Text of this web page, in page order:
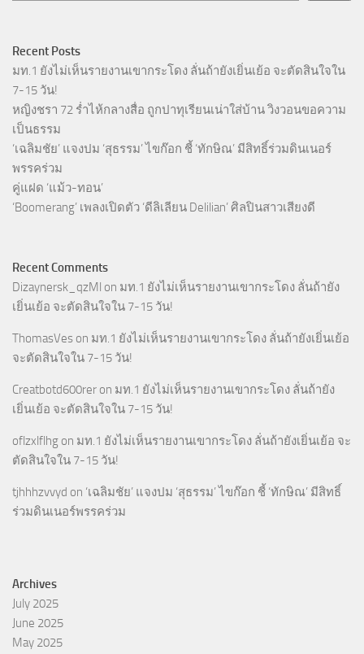
Recent Posts
มท.1 ยังไม่เห็นรายงานเขากระโดง ลั่นถ้ายังเยิ่นเย้อ จะตัดสินใจใน
7-15 วัน!
หญิงชรา 72 ร่ำไห้กลางสื่อ ถูกปาทุเรียนเน่าใส่บ้าน วิงวอนขอความ
เป็นธรรม
‘เฉลิมชัย’ แจงปม ‘สุธรรม’ ไขก๊อก ชี้ ‘ทักษิณ’ มีสิทธิ์ร่วมดินเนอร์
พรรคร่วม
คู่แฝด ‘แม้ว-ทอน’
‘Boomerang’ เพลงเปิดตัว ‘ดีลิเลียน Delilian’ ศิลปินสาวเสียงดี
Recent Comments
Dizaynersk_qzMl on มท.1 ยังไม่เห็นรายงานเขากระโดง ลั่นถ้ายัง
เยิ่นเย้อ จะตัดสินใจใน 7-15 วัน!
ThomasVes on มท.1 ยังไม่เห็นรายงานเขากระโดง ลั่นถ้ายังเยิ่นเย้อ
จะตัดสินใจใน 7-15 วัน!
Creatbotd600rer on มท.1 ยังไม่เห็นรายงานเขากระโดง ลั่นถ้ายัง
เยิ่นเย้อ จะตัดสินใจใน 7-15 วัน!
oflzxlflhg on มท.1 ยังไม่เห็นรายงานเขากระโดง ลั่นถ้ายังเยิ่นเย้อ จะ
ตัดสินใจใน 7-15 วัน!
tjhhhzvvyd on ‘เฉลิมชัย’ แจงปม ‘สุธรรม’ ไขก๊อก ชี้ ‘ทักษิณ’ มีสิทธิ์
ร่วมดินเนอร์พรรคร่วม
Archives
July 2025
June 2025
May 2025